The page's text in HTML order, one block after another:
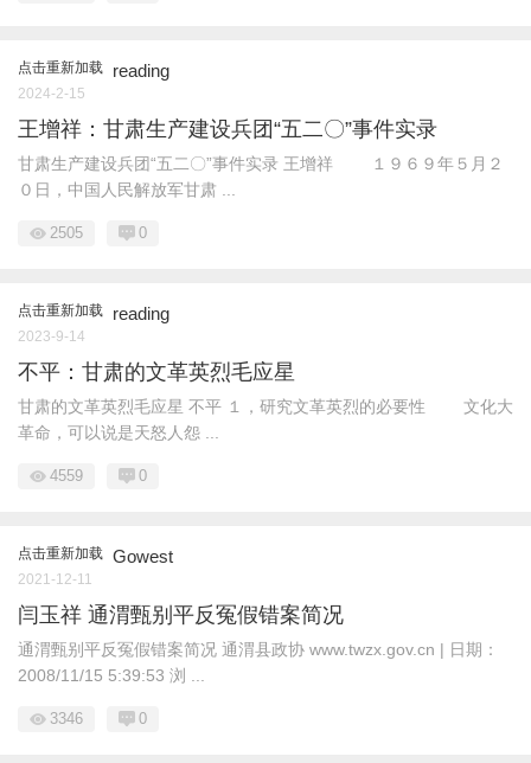
点击重新加载 reading
2024-2-15
王增祥：甘肃生产建设兵团“五二〇”事件实录
甘肃生产建设兵团“五二〇”事件实录 王增祥 １９６９年５月２
０日，中国人民解放军甘肃 ...
2505 0
点击重新加载 reading
2023-9-14
不平：甘肃的文革英烈毛应星
甘肃的文革英烈毛应星 不平 １，研究文革英烈的必要性 文化大
革命，可以说是天怒人怨 ...
4559 0
点击重新加载 Gowest
2021-12-11
闫玉祥 通渭甄别平反冤假错案简况
通渭甄别平反冤假错案简况 通渭县政协 www.twzx.gov.cn | 日期：
2008/11/15 5:39:53 浏 ...
3346 0